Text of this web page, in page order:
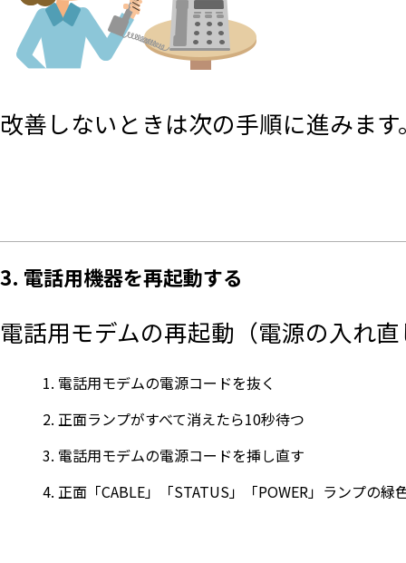
改善しないときは次の手順に進みます
3. 電話用機器を再起動する
電話用モデムの再起動（電源の入れ
電話用モデムの電源コードを抜く
正面ランプがすべて消えたら10秒待つ
電話用モデムの電源コードを挿し直す
正面「CABLE」「STATUS」「POWER」ランプの緑